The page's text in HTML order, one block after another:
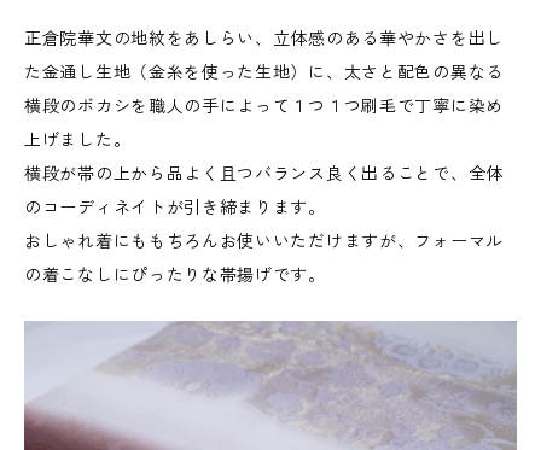
正倉院華文の地紋をあしらい、立体感のある華やかさを出し
た金通し生地（金糸を使った生地）に、太さと配色の異なる
横段のボカシを職人の手によって１つ１つ刷毛で丁寧に染め
上げました。
横段が帯の上から品よく且つバランス良く出ることで、全体
のコーディネイトが引き締まります。
おしゃれ着にももちろんお使いいただけますが、フォーマル
の着こなしにぴったりな帯揚げです。